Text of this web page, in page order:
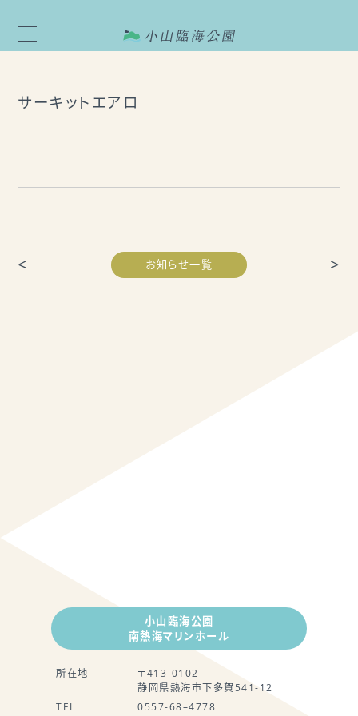
サーキットエアロ
< お知らせ一覧 >
小山臨海公園
南熱海マリンホール
所在地
〒413-0102
静岡県熱海市下多賀541-12
TEL
0557-68–4778